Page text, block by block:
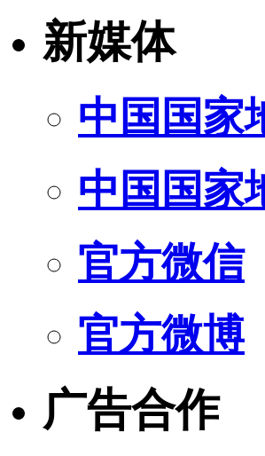
新媒体
中国国家
中国国家
官方微信
官方微博
广告合作